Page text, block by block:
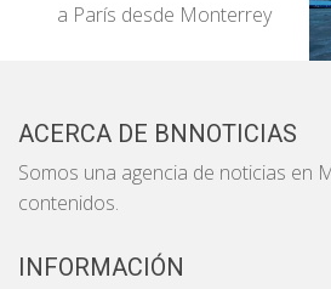
a París desde Monterrey
ACERCA DE BNNOTICIAS
Somos una agencia de noticias en
contenidos.
INFORMACIÓN